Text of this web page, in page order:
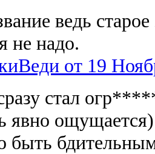
ведь старое
не надо.
от 19
стал
явно
быть